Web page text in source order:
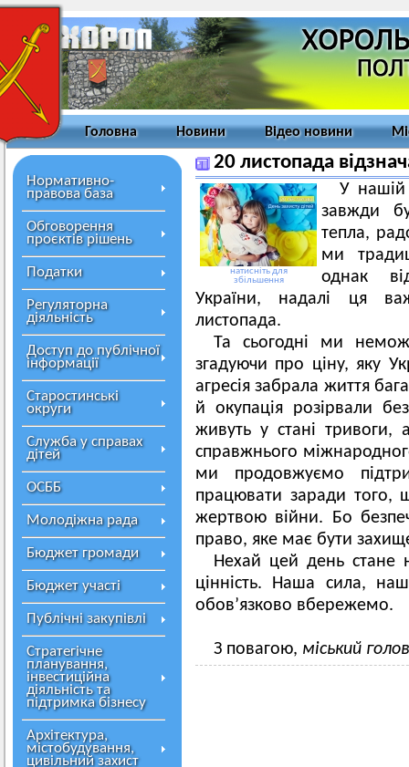
Головна Новини Відео новини
Нормативно-
правова база
Обговорення
проєктів рішень
Податки
Регуляторна
діяльність
Доступ до публічної
інформації
Старостинські
округи
Служба у справах
дітей
ОСББ
Молодіжна рада
Бюджет громади
Бюджет участі
Публічні закупівлі
Стратегічне
планування,
інвестиційна
діяльність та
підтримка бізнесу
Архітектура,
містобудування,
цивільний захист
20 листопада
натисніть для
збільшення
У нашій
завжди
тепла,
ми
однак
України, надалі ця
листопада.
Та сьогодні ми
згадуючи про ціну, яку
агресія забрала життя
й окупація розірвали
живуть у стані тривоги,
справжнього
ми продовжуємо
працювати заради того,
жертвою війни. Бо
право, яке має бути
Нехай цей день стане
цінність. Наша сила,
обов’язково вбережемо.
З повагою, міський